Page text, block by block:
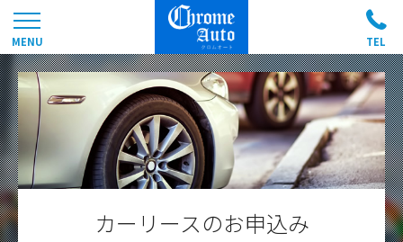
カーリースのお申込み